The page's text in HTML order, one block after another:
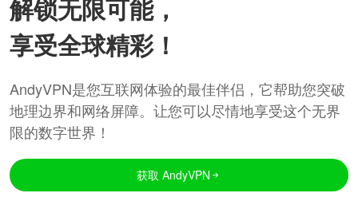
解锁无限可能，
享受全球精彩！
AndyVPN是您互联网体验的最佳伴侣，它帮助您突破
地理边界和网络屏障。让您可以尽情地享受这个无界
限的数字世界！
获取 AndyVPN